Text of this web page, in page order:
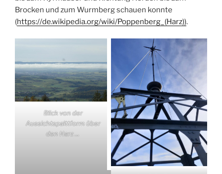
Brocken und zum Wurmberg schauen konnte
(https://de.wikipedia.org/wiki/Poppenberg_(Harz)).
Blick von der
Aussichtspalttform über
den Harz …